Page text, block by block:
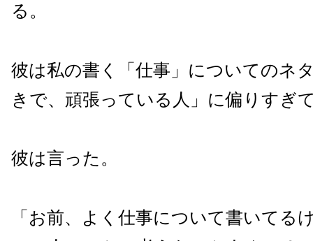
る。
彼は私の書く「仕事」についてのネ
きで、頑張っている人」に偏りすぎ
彼は言った。
「お前、よく仕事について書いてる